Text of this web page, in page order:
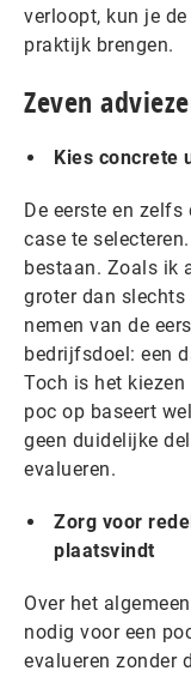
verloopt, kun je
praktijk brengen.
Zeven
Kies concrete
De eerste en
case te
bestaan. Zoals ik
groter dan slechts
nemen van de
bedrijfsdoel: een
Toch is het
poc op baseert
geen duidelijke
evalueren.
Zorg voor
plaatsvindt
Over het
nodig voor een
evalueren zonder